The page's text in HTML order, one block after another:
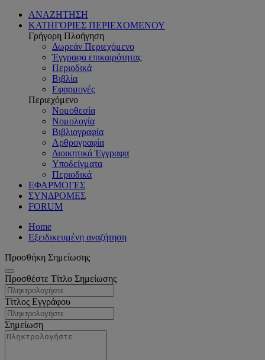
ΑΝΑΖΗΤΗΣΗ
ΚΑΤΗΓΟΡΙΕΣ ΠΕΡΙΕΧΟΜΕΝΟΥ
Γρήγορη Πλοήγηση
Δωρεάν Περιεχόμενο
Έγγραφα επικαιρότητας
Περιοδικά
Βιβλία
Εφαρμογές
Περιεχόμενο
Νομοθεσία
Νομολογία
Βιβλιογραφία
Αρθρογραφία
Διοικητικά Έγγραφα
Υποδείγματα
Περιοδικά
ΕΦΑΡΜΟΓΕΣ
ΣΥΝΔΡΟΜΕΣ
FORUM
Home
Εξειδικευμένη αναζήτηση
Προσθήκη Σημείωσης
Προσθέστε Τίτλο Σημείωσης
Τίτλος Εγγράφου
Σημείωση